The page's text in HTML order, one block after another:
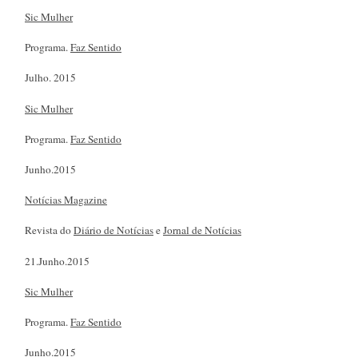
Sic Mulher
Programa.Faz Sentido
Julho. 2015
Sic Mulher
Programa.Faz Sentido
Junho.2015
Notícias Magazine
Revista doDiário de NotíciaseJornal de Notícias
21.Junho.2015
Sic Mulher
Programa.Faz Sentido
Junho.2015